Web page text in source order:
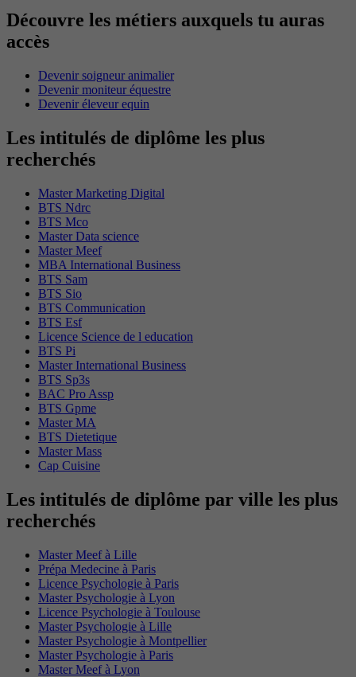
Découvre les métiers auxquels tu auras
accès
Devenir soigneur animalier
Devenir moniteur équestre
Devenir éleveur equin
Les intitulés de diplôme les plus
recherchés
Master Marketing Digital
BTS Ndrc
BTS Mco
Master Data science
Master Meef
MBA International Business
BTS Sam
BTS Sio
BTS Communication
BTS Esf
Licence Science de l education
BTS Pi
Master International Business
BTS Sp3s
BAC Pro Assp
BTS Gpme
Master MA
BTS Dietetique
Master Mass
Cap Cuisine
Les intitulés de diplôme par ville les plus
recherchés
Master Meef à Lille
Prépa Medecine à Paris
Licence Psychologie à Paris
Master Psychologie à Lyon
Licence Psychologie à Toulouse
Master Psychologie à Lille
Master Psychologie à Montpellier
Master Psychologie à Paris
Master Meef à Lyon